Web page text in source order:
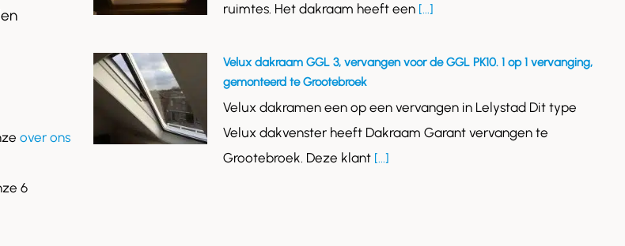
over ons
6
ruimtes. Het dakraam heeft een [...]
Velux dakraam GGL 3, vervangen voor de GGL PK10. 1 op 1 vervanging,
gemonteerd te Grootebroek
Velux dakramen een op een vervangen in Lelystad Dit type
Velux dakvenster heeft Dakraam Garant vervangen te
Grootebroek. Deze klant [...]